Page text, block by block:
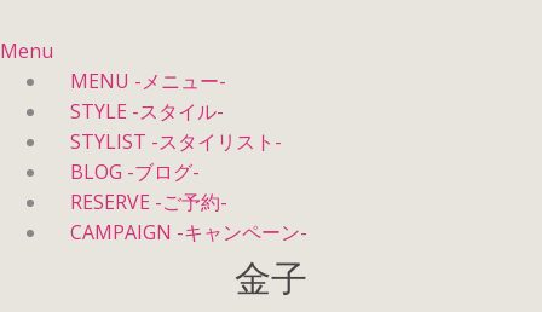
Menu
MENU -メニュー-
STYLE -スタイル-
STYLIST -スタイリスト-
BLOG -ブログ-
RESERVE -ご予約-
CAMPAIGN -キャンペーン-
金子